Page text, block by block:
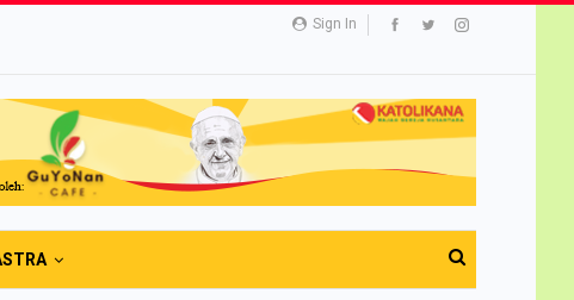
Sign In